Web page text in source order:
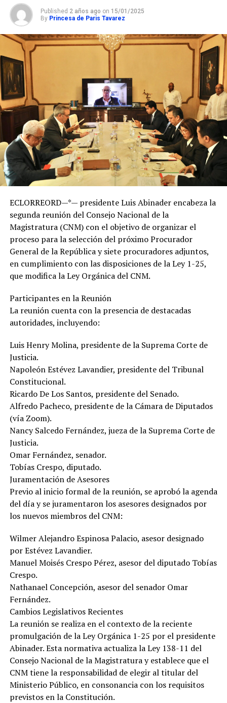
Published 2 años ago on 15/01/2025
By Princesa de Paris Tavarez
ECLORREORD—*— presidente Luis Abinader encabeza la
segunda reunión del Consejo Nacional de la
Magistratura (CNM) con el objetivo de organizar el
proceso para la selección del próximo Procurador
General de la República y siete procuradores adjuntos,
en cumplimiento con las disposiciones de la Ley 1-25,
que modifica la Ley Orgánica del CNM.
Participantes en la Reunión
La reunión cuenta con la presencia de destacadas
autoridades, incluyendo:
Luis Henry Molina, presidente de la Suprema Corte de
Justicia.
Napoleón Estévez Lavandier, presidente del Tribunal
Constitucional.
Ricardo De Los Santos, presidente del Senado.
Alfredo Pacheco, presidente de la Cámara de Diputados
(vía Zoom).
Nancy Salcedo Fernández, jueza de la Suprema Corte de
Justicia.
Omar Fernández, senador.
Tobías Crespo, diputado.
Juramentación de Asesores
Previo al inicio formal de la reunión, se aprobó la agenda
del día y se juramentaron los asesores designados por
los nuevos miembros del CNM:
Wilmer Alejandro Espinosa Palacio, asesor designado
por Estévez Lavandier.
Manuel Moisés Crespo Pérez, asesor del diputado Tobías
Crespo.
Nathanael Concepción, asesor del senador Omar
Fernández.
Cambios Legislativos Recientes
La reunión se realiza en el contexto de la reciente
promulgación de la Ley Orgánica 1-25 por el presidente
Abinader. Esta normativa actualiza la Ley 138-11 del
Consejo Nacional de la Magistratura y establece que el
CNM tiene la responsabilidad de elegir al titular del
Ministerio Público, en consonancia con los requisitos
previstos en la Constitución.